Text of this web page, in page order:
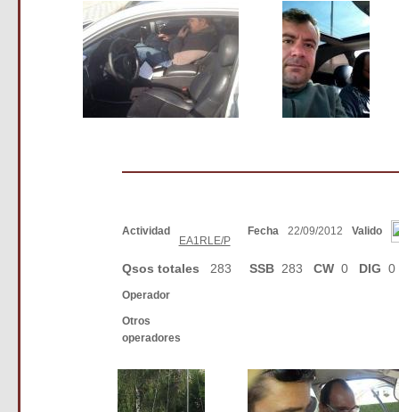
Actividad
EA1RLE/P
Fecha 22/09/2012 Valido
Qsos totales 283 SSB283 CW0 DIG 0
Operador
Otros
operadores